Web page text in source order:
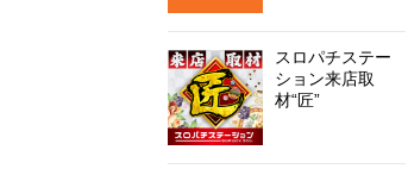
スロパチステー
ション来店取
材“匠”